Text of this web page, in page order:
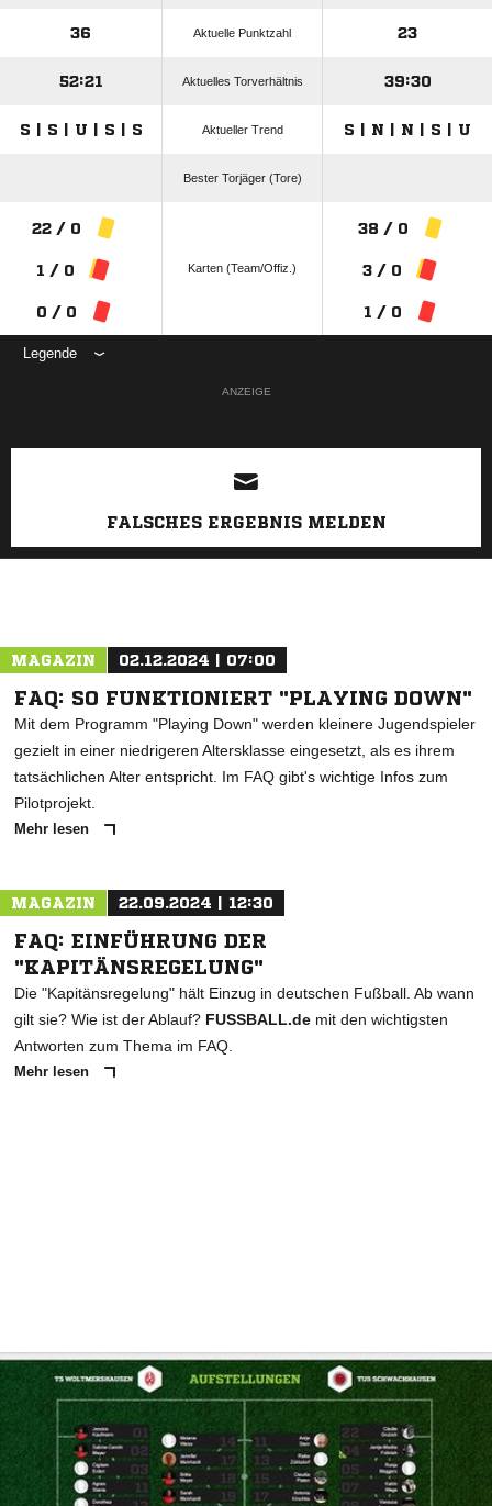
36 Aktuelle Punktzahl 23
52:21 Aktuelles Torverhältnis 39:30
S | S | U | S | S Aktueller Trend S | N | N | S | U
Bester Torjäger (Tore)
22 / 0
1 / 0
0 / 0
Karten (Team/Offiz.)
38 / 0
3 / 0
1 / 0
Legende
ANZEIGE
FALSCHES ERGEBNIS MELDEN
MAGAZIN 02.12.2024 | 07:00
FAQ: SO FUNKTIONIERT "PLAYING DOWN"
Mit dem Programm "Playing Down" werden kleinere Jugendspieler
gezielt in einer niedrigeren Altersklasse eingesetzt, als es ihrem
tatsächlichen Alter entspricht. Im FAQ gibt's wichtige Infos zum
Pilotprojekt.
Mehr lesen
MAGAZIN 22.09.2024 | 12:30
FAQ: EINFÜHRUNG DER
"KAPITÄNSREGELUNG"
Die "Kapitänsregelung" hält Einzug in deutschen Fußball. Ab wann
gilt sie? Wie ist der Ablauf? FUSSBALL.de mit den wichtigsten
Antworten zum Thema im FAQ.
Mehr lesen